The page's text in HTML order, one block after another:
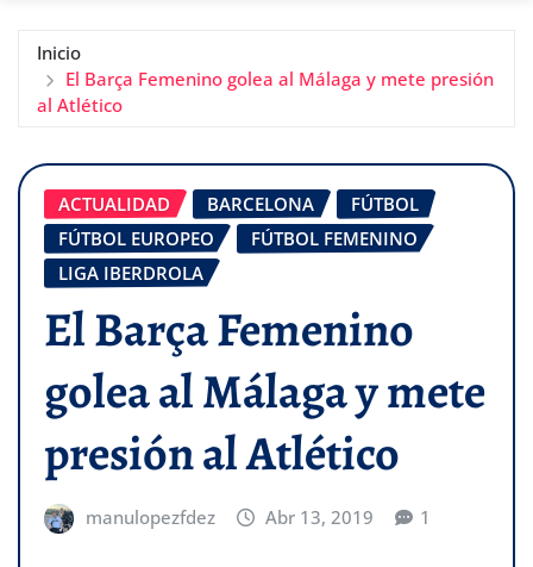
Inicio
El Barça Femenino golea al Málaga y mete presión
al Atlético
ACTUALIDAD BARCELONA
FÚTBOL
FÚTBOL EUROPEO
FÚTBOL FEMENINO
LIGA IBERDROLA
El Barça Femenino
golea al Málaga y mete
presión al Atlético
manulopezfdez Abr 13, 2019 1